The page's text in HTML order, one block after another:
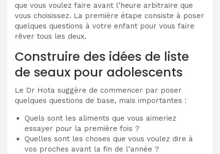
que vous voulez faire avant l’heure arbitraire que
vous choisissez. La première étape consiste à poser
quelques questions à votre enfant pour vous faire
rêver tous les deux.
Construire des idées de liste
de seaux pour adolescents
Le Dr Hota suggère de commencer par poser
quelques questions de base, mais importantes :
Quels sont les aliments que vous aimeriez
essayer pour la première fois ?
Quelles sont les choses que vous voulez dire à
vos proches avant la fin de l’année ?